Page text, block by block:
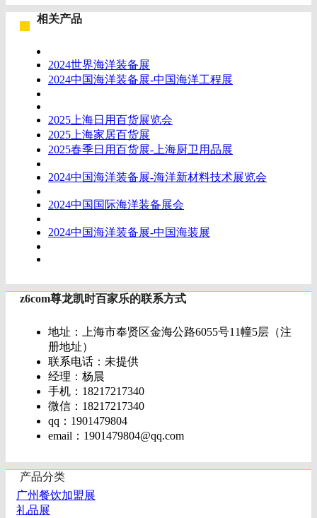
相关产品
2024世界海洋装备展
2024中国海洋装备展-中国海洋工程展
2025上海日用百货展览会
2025上海家居百货展
2025春季日用百货展-上海厨卫用品展
2024中国海洋装备展-海洋新材料技术展览会
2024中国国际海洋装备展会
2024中国海洋装备展-中国海装展
z6com尊龙凯时百家乐的联系方式
地址：上海市奉贤区金海公路6055号11幢5层（注
册地址）
联系电话：未提供
经理：杨晨
手机：18217217340
微信：18217217340
qq：1901479804
email： 1901479804@qq.com
产品分类
广州餐饮加盟展
礼品展